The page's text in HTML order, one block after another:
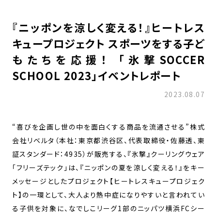
『ニッポンを涼しく変える！』ヒートレス
キュープロジェクト スポーツをする子ど
もたちを応援！ 「氷撃SOCCER
SCHOOL 2023」イベントレポート
2023.08.07
“喜びを企画し世の中を面白くする商品を流通させる”株式
会社リベルタ（本社：東京都渋谷区、代表取締役・佐藤透、東
証スタンダード：4935）が販売する、『氷撃』クーリングウェア
「フリーズテック」は、『ニッポンの夏を涼しく変える！』をキー
メッセージとしたプロジェクト【ヒートレスキュープロジェク
ト】の一環として、大人より熱中症になりやすいと言われてい
る子供を対象に、なでしこリーグ1部のニッパツ横浜FCシー